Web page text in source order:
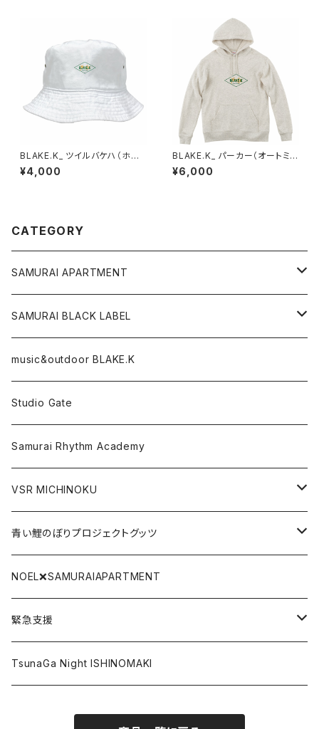
BLAKE.K_ ツイルバケハ（ホワ
イト）
¥4,000
BLAKE.K_ パーカー（オートミ
ール）XL
¥6,000
CATEGORY
SAMURAI APARTMENT
CD,DVD,DLカード
Tシャツ
スマフォケース
Gate関連グッツ
前掛け
タオル
リストバンド
SAMURAI BLACK LABEL
ポストカード
SAMURAI BLACK LABEL
パーカー
Tシャツ
アクリルキーホルダー
music&outdoor BLAKE.K
Studio Gate
Samurai Rhythm Academy
VSR MICHINOKU
DVD
CD
DLカード
青い鯉のぼりプロジェクトグッツ
青い鯉のぼり手拭い
青い鯉のぼりTシャツ
NOEL❌SAMURAIAPARTMENT
緊急支援
復興北陸
TsunaGa Night ISHINOMAKI